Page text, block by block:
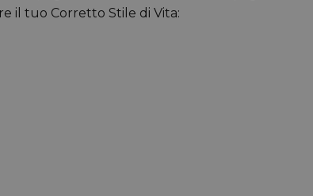
il tuo Corretto Stile di Vita: